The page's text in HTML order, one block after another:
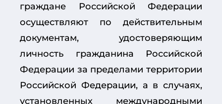
граждане Российской Федерации
осуществляют по действительным
документам, удостоверяющим
личность гражданина Российской
Федерации за пределами территории
Российской Федерации, а в случаях,
установленных международными